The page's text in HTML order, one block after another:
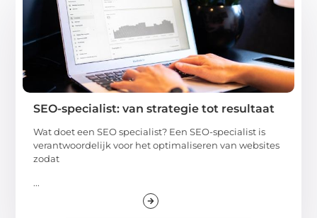
SEO-specialist: van strategie tot resultaat
Wat doet een SEO specialist? Een SEO-specialist is
verantwoordelijk voor het optimaliseren van websites
zodat
...